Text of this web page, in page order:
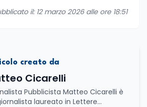
il: 12 marzo 2026 alle ore 18:51
creato da
Cicarelli
Pubblicista Matteo Cicarelli è
laureato in Lettere